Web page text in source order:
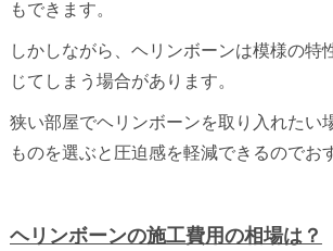
もできます。
しかしながら、ヘリンボーンは模様の特
じてしまう場合があります。
狭い部屋でヘリンボーンを取り入れたい
ものを選ぶと圧迫感を軽減できるのでお
ヘリンボーンの施工費用の相場は？